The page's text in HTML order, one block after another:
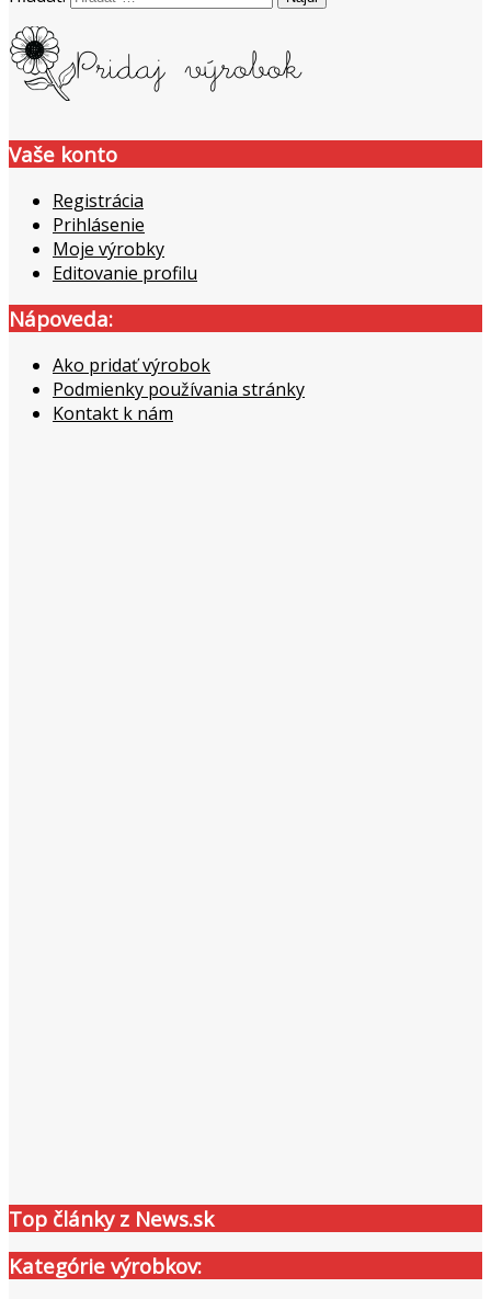
Vaše konto
Registrácia
Prihlásenie
Moje výrobky
Editovanie profilu
Nápoveda:
Ako pridať výrobok
Podmienky používania stránky
Kontakt k nám
Top články z News.sk
Kategórie výrobkov: